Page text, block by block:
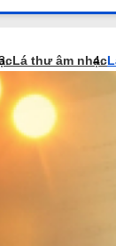
Lá thư âm nhạc